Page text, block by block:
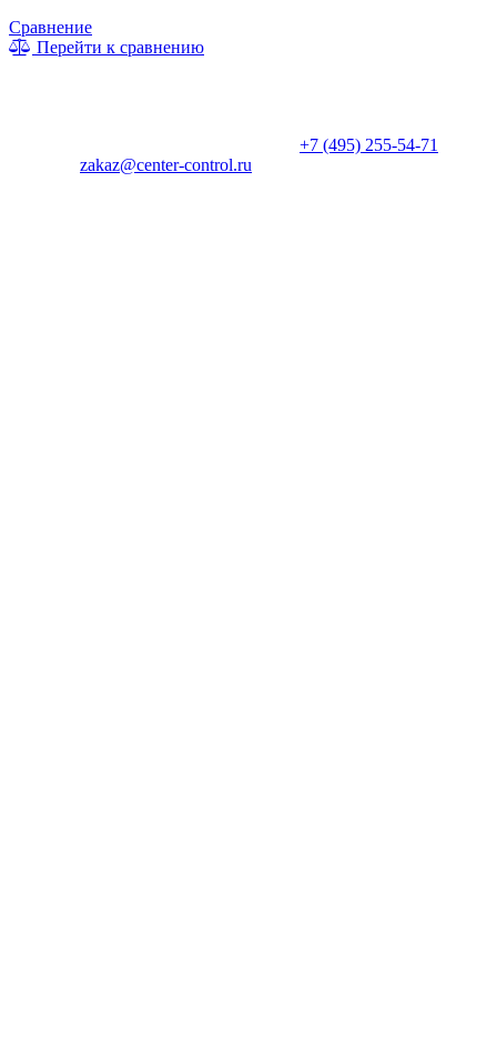
Сравнение
Перейти к сравнению
+7 (495) 255-54-71
zakaz@center-control.ru